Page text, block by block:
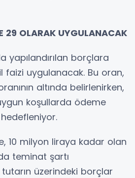
29 OLARAK UYGULANACAK
yapılandırılan borçlara
faizi uygulanacak. Bu oran,
altında belirlenirken,
koşullarda ödeme
10 milyon liraya kadar olan
teminat şartı
üzerindeki borçlar